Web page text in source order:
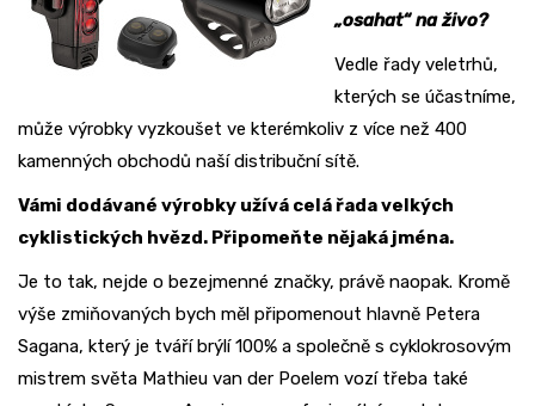
„osahat“ na živo?
Vedle řady veletrhů,
kterých se účastníme,
může výrobky vyzkoušet ve kterémkoliv z více než 400
kamenných obchodů naší distribuční sítě.
Vámi dodávané výrobky užívá celá řada velkých
cyklistických hvězd. Připomeňte nějaká jména.
Je to tak, nejde o bezejmenné značky, právě naopak. Kromě
výše zmiňovaných bych měl připomenout hlavně Petera
Sagana, který je tváří brýlí 100% a společně s cyklokrosovým
mistrem světa Mathieu van der Poelem vozí třeba také